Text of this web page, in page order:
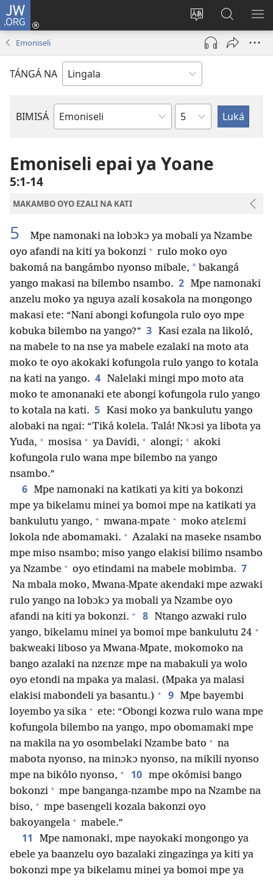
JW.ORG
Tyá
monɔkɔ
mosusu
Kokɔta
na
(fungolá
fenɛtrɛ
Luká
JW.ORG
Emoniseli
TÁNGÁ NA
BIMISÁ
Mokanda
Biblia
Mokapo
Emoniseli epai ya Yoane
5:1-14
MAKAMBO OYO EZALI NA KATI
5
Mpe namonaki na lobɔkɔ ya mobali ya Nzambe
oyo afandi na kiti ya bokonzi + rulo moko oyo
bakomá na bangámbo nyonso mibale, * bakangá
yango makasi na bilembo nsambo. 2 Mpe namonaki
anzelu moko ya nguya azali kosakola na mongongo
makasi ete: “Nani abongi kofungola rulo oyo mpe
kobuka bilembo na yango?” 3 Kasi ezala na likoló,
na mabele to na nse ya mabele ezalaki na moto ata
moko te oyo akokaki kofungola rulo yango to kotala
na kati na yango. 4 Nalelaki mingi mpo moto ata
moko te amonanaki ete abongi kofungola rulo yango
to kotala na kati. 5 Kasi moko ya bankulutu yango
alobaki na ngai: “Tiká kolela. Talá! Nkɔsi ya libota ya
Yuda, + mosisa + ya Davidi, + alongi; + akoki
kofungola rulo wana mpe bilembo na yango
nsambo.”
6 Mpe namonaki na katikati ya kiti ya bokonzi
mpe ya bikelamu minei ya bomoi mpe na katikati ya
bankulutu yango, + mwana-mpate + moko atɛlɛmi
lokola nde abomamaki. + Azalaki na maseke nsambo
mpe miso nsambo; miso yango elakisi bilimo nsambo
ya Nzambe + oyo etindami na mabele mobimba. 7
Na mbala moko, Mwana-Mpate akendaki mpe azwaki
rulo yango na lobɔkɔ ya mobali ya Nzambe oyo
afandi na kiti ya bokonzi. + 8 Ntango azwaki rulo
yango, bikelamu minei ya bomoi mpe bankulutu 24 +
bakweaki liboso ya Mwana-Mpate, mokomoko na
bango azalaki na nzɛnzɛ mpe na mabakuli ya wolo
oyo etondi na mpaka ya malasi. (Mpaka ya malasi
elakisi mabondeli ya basantu.) + 9 Mpe bayembi
loyembo ya sika + ete: “Obongi kozwa rulo wana mpe
kofungola bilembo na yango, mpo obomamaki mpe
na makila na yo osombelaki Nzambe bato + na
mabota nyonso, na minɔkɔ nyonso, na mikili nyonso
mpe na bikólo nyonso, + 10 mpe okómisi bango
bokonzi + mpe banganga-nzambe mpo na Nzambe na
biso, + mpe basengeli kozala bakonzi oyo
bakoyangela + mabele.”
11
Mpe namonaki, mpe nayokaki mongongo ya
ebele ya baanzelu oyo bazalaki zingazinga ya kiti ya
bokonzi mpe ya bikelamu minei ya bomoi mpe ya